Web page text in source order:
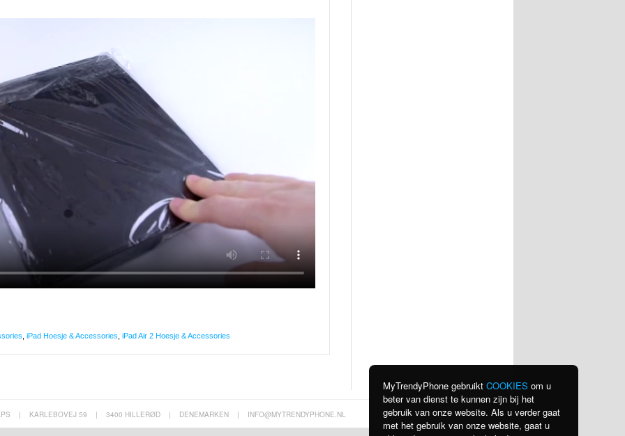
iPad Hoesje & Accessories iPad Air 2 Hoesje & Accessories
| KARLEBOVEJ 59 | 3400 HILLERØD | DENEMARKEN | INFO@MYTRENDYPHONE.NL
MyTrendyPhone gebruikt COOKIES om u
beter van dienst te kunnen zijn bij het
gebruik van onze website. Als u verder gaat
met het gebruik van onze website, gaat u